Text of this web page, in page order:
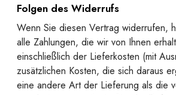
Folgen des Widerrufs
Wenn Sie diesen Vertrag widerrufen,
alle Zahlungen, die wir von Ihnen
einschließlich der Lieferkosten (mit
zusätzlichen Kosten, die sich daraus
eine andere Art der Lieferung als die